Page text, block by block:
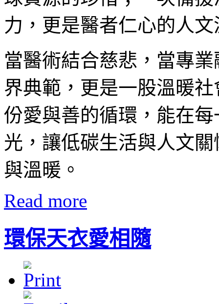
力，更是醫者仁心的人
當醫術結合慈悲，當專
界典範，更是一股溫暖
份愛與善的循環，能在
光，讓低碳生活與人文
與溫暖。
Read more
環保天衣愛相隨